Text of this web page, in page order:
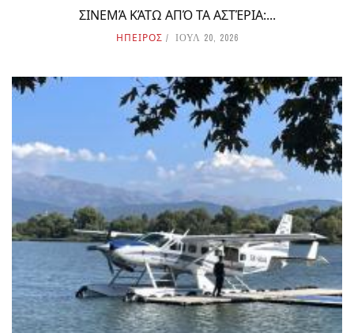
ΣΙΝΕΜΆ ΚΆΤΩ ΑΠΌ ΤΑ ΑΣΤΈΡΙΑ:...
ΗΠΕΙΡΟΣ ΙΟΥΛ 20, 2026